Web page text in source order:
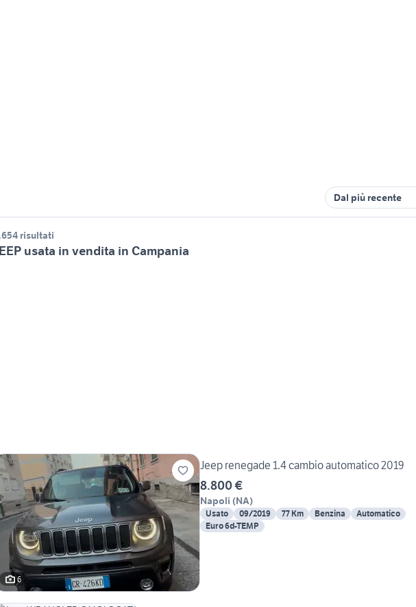
Dal più recente
risultati
usata in vendita in Campania
6
Jeep renegade 1.4 cambio automatico 2019
8.800 €
Napoli (NA)
Usato 09/2019 77 Km Benzina
Automatico
Euro 6d-TEMP